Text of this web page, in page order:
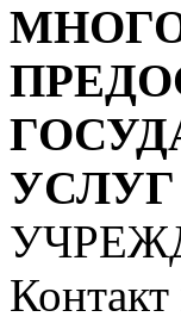
УСЛУГ